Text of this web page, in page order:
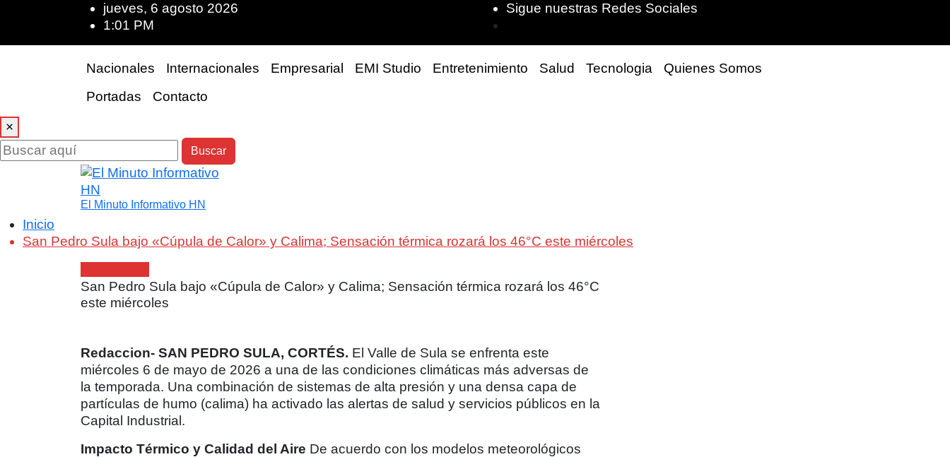
jueves, 6 agosto 2026
1:01 PM
Sigue nuestras Redes Sociales
Nacionales Internacionales Empresarial EMI Studio Entretenimiento Salud Tecnologia
Quienes Somos
Portadas
Contacto
×
Buscar
El Minuto Informativo HN
Inicio
San Pedro Sula bajo «Cúpula de Calor» y Calima; Sensación térmica rozará los 46°C este miércoles
San Pedro Sula bajo «Cúpula de Calor» y Calima; Sensación térmica rozará los 46°C
este miércoles
Redaccion- SAN PEDRO SULA, CORTÉS. El Valle de Sula se enfrenta este
miércoles 6 de mayo de 2026 a una de las condiciones climáticas más adversas de
la temporada. Una combinación de sistemas de alta presión y una densa capa de
partículas de humo (calima) ha activado las alertas de salud y servicios públicos en la
Capital Industrial.
Impacto Térmico y Calidad del Aire De acuerdo con los modelos meteorológicos